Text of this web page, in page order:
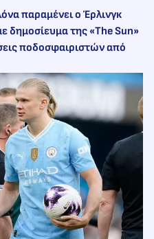
παραμένει ο Έρλινγκ
της «The Sun»
ποδοσφαιριστών από